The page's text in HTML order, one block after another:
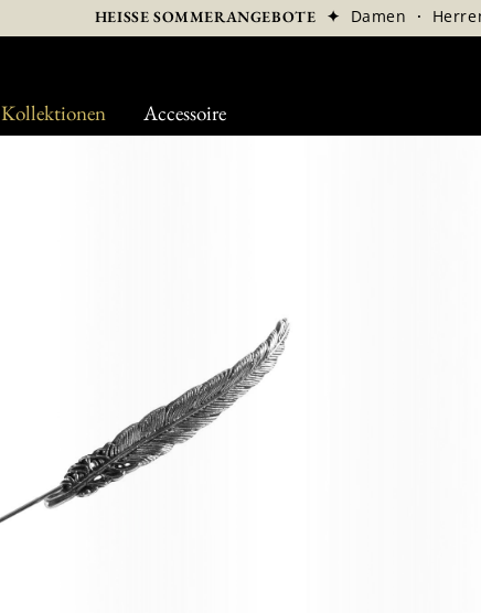
Kollektionen Accessoire
HEISSE SOMMERANGEBOTE ✦ Damen ·